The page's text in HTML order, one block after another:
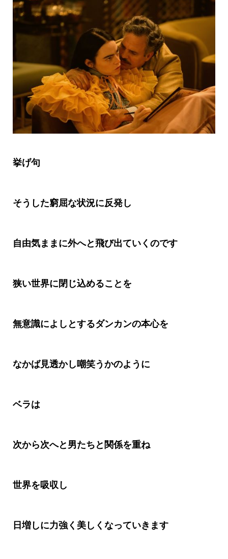
挙げ句
そうした窮屈な状況に反発し
自由気ままに外へと飛び出ていくのです
狭い世界に閉じ込めることを
無意識によしとするダンカンの本心を
なかば見透かし嘲笑うかのように
ベラは
次から次へと男たちと関係を重ね
世界を吸収し
日増しに力強く美しくなっていきます